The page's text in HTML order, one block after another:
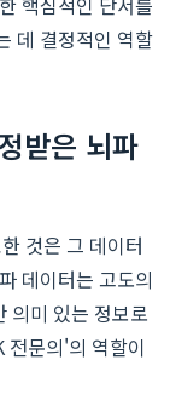
데 결정적인 역할
받은 뇌파
것은 그 데이터
데이터는 고도의
의미 있는 정보로
전문의'의 역할이